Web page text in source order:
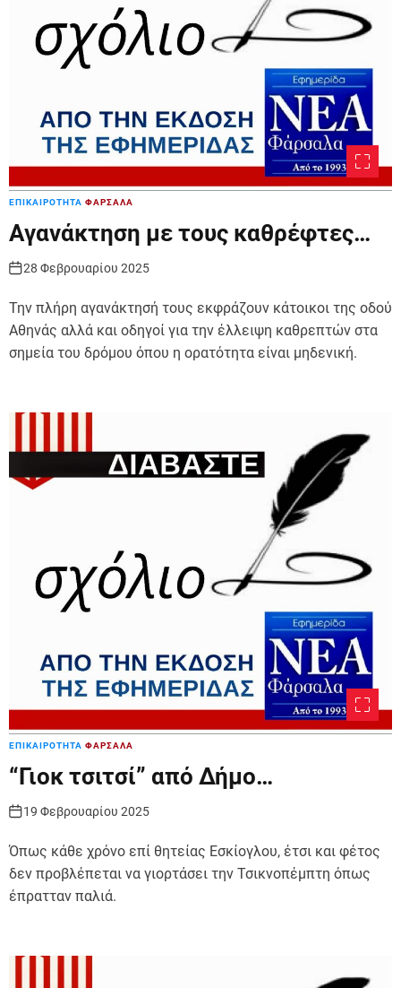
ΕΠΙΚΑΙΡΟΤΗΤΑ ΦΑΡΣΑΛΑ
Αγανάκτηση με τους καθρέφτες…
28 Φεβρουαρίου 2025
Την πλήρη αγανάκτησή τους εκφράζουν κάτοικοι της οδού
Αθηνάς αλλά και οδηγοί για την έλλειψη καθρεπτών στα
σημεία του δρόμου όπου η ορατότητα είναι μηδενική.
ΕΠΙΚΑΙΡΟΤΗΤΑ ΦΑΡΣΑΛΑ
“Γιοκ τσιτσί” από Δήμο…
19 Φεβρουαρίου 2025
Όπως κάθε χρόνο επί θητείας Εσκίογλου, έτσι και φέτος
δεν προβλέπεται να γιορτάσει την Τσικνοπέμπτη όπως
έπρατταν παλιά.